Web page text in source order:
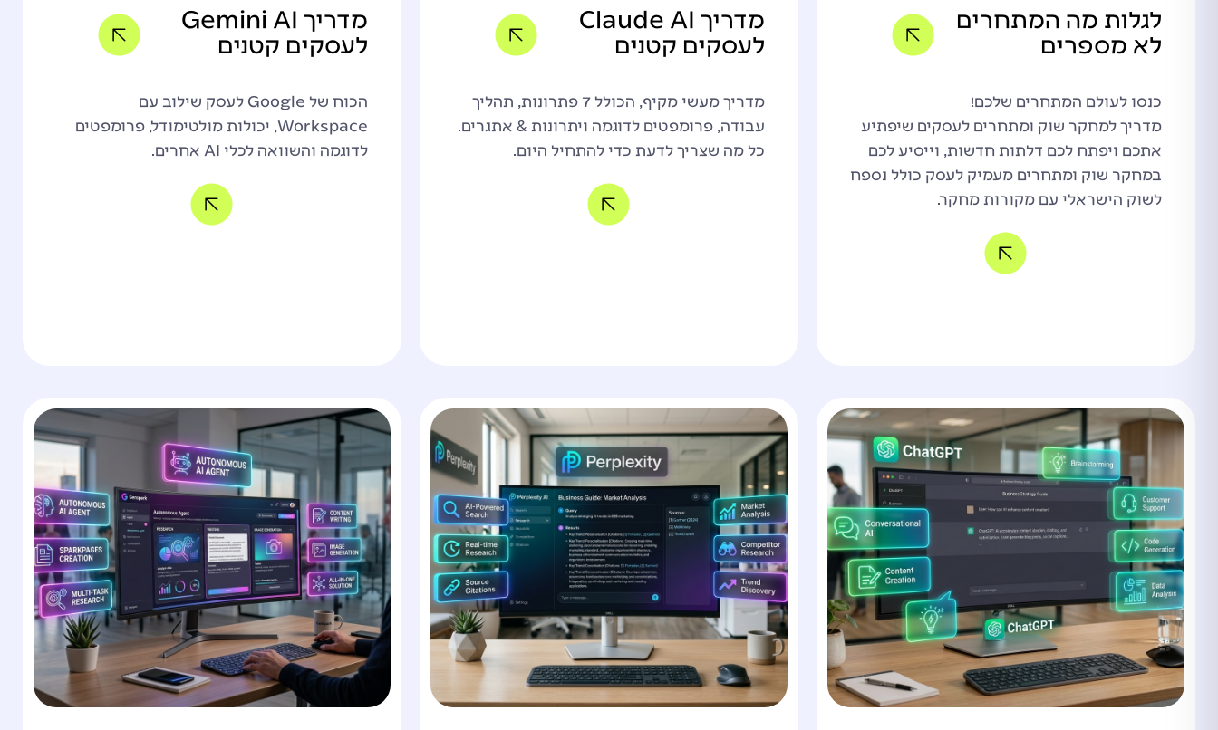
לגלות מה המתחרים
לא מספרים
כנסו לעולם המתחרים שלכם!
מדריך למחקר שוק ומתחרים לעסקים שיפתיע
אתכם ויפתח לכם דלתות חדשות, וייסיע לכם
במחקר שוק ומתחרים מעמיק לעסק כולל נספח
לשוק הישראלי עם מקורות מחקר.
מדריך Claude AI
לעסקים קטנים
מדריך מעשי מקיף, הכולל 7 פתרונות, תהליך
עבודה, פרומפטים לדוגמה ויתרונות & אתגרים.
כל מה שצריך לדעת כדי להתחיל היום.
מדריך Gemini AI
לעסקים קטנים
הכוח של Google לעסק שילוב עם
Workspace, יכולות מולטימודל, פרומפטים
לדוגמה והשוואה לכלי AI אחרים.